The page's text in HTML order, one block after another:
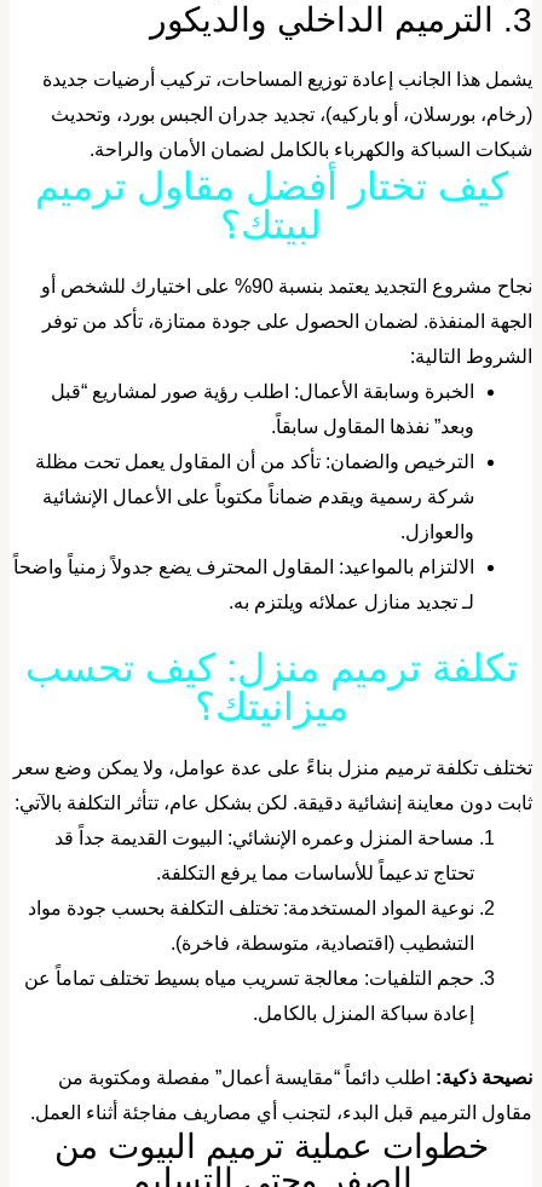
والديكور
هذا الجانب إعادة توزيع المساحات، تركيب أرضيات جديدة
بورسلان، أو باركيه)، تجديد جدران الجبس بورد، وتحديث
السباكة والكهرباء بالكامل لضمان الأمان والراحة.
​كيف تختار أفضل مقاول ترميم
لبيتك؟
​نجاح مشروع التجديد يعتمد بنسبة 90% على اختيارك للشخص أو
المنفذة. لضمان الحصول على جودة ممتازة، تأكد من توفر
التالية:
​الخبرة وسابقة الأعمال: اطلب رؤية صور لمشاريع “قبل
وبعد” نفذها المقاول سابقاً.
​الترخيص والضمان: تأكد من أن المقاول يعمل تحت مظلة
شركة رسمية ويقدم ضماناً مكتوباً على الأعمال الإنشائية
والعوازل.
​الالتزام بالمواعيد: المقاول المحترف يضع جدولاً زمنياً واضحاً
لـ تجديد منازل عملائه ويلتزم به.
تكلفة ترميم منزل: كيف تحسب
ميزانيتك؟
تكلفة ترميم منزل بناءً على عدة عوامل، ولا يمكن وضع سعر
دون معاينة إنشائية دقيقة. لكن بشكل عام، تتأثر التكلفة بالآتي:
​مساحة المنزل وعمره الإنشائي: البيوت القديمة جداً قد
تحتاج تدعيماً للأساسات مما يرفع التكلفة.
​نوعية المواد المستخدمة: تختلف التكلفة بحسب جودة مواد
التشطيب (اقتصادية، متوسطة، فاخرة).
حجم التلفيات: معالجة تسريب مياه بسيط تختلف تماماً عن
إعادة سباكة المنزل بالكامل.
ذكية:اطلب دائماً “مقايسة أعمال” مفصلة ومكتوبة من
الترميم قبل البدء، لتجنب أي مصاريف مفاجئة أثناء العمل.
​خطوات عملية ترميم البيوت من